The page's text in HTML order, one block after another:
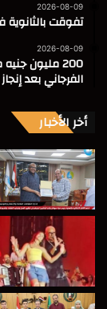
2026-08-09
تفوقت
2026-08-09
200 مليون
الفرجاني بعد
أخر الأخبار